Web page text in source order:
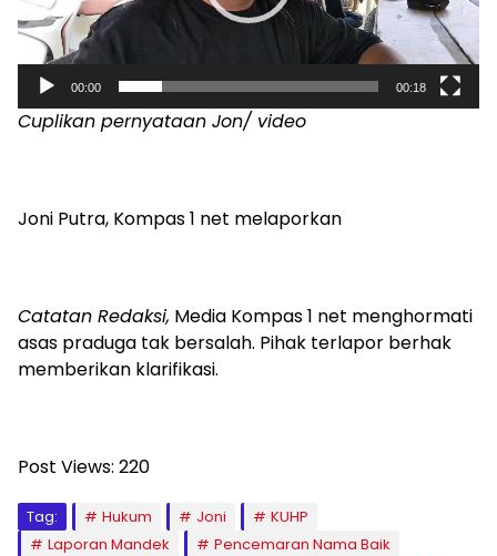
00:00 00:18
Cuplikan pernyataan Jon/ video
Joni Putra, Kompas 1 net melaporkan
Catatan Redaksi, Media Kompas 1 net menghormati
asas praduga tak bersalah. Pihak terlapor berhak
memberikan klarifikasi.
Post Views: 220
Tag: Hukum Joni
KUHP
Laporan Mandek
Pencemaran Nama Baik